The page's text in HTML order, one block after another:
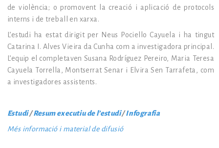
de violència; o promovent la creació i aplicació de protocols
interns i de treball en xarxa.
L’estudi ha estat dirigit per Neus Pociello Cayuela i ha tingut
Catarina I. Alves Vieira da Cunha com a investigadora principal.
L’equip el completaven Susana Rodríguez Pereiro, Maria Teresa
Cayuela Torrella, Montserrat Senar i Elvira Sen Tarrafeta, com
a investigadores assistents.
Estudi/Resum executiu de l’estudi/Infografia
Més informació i material de difusió